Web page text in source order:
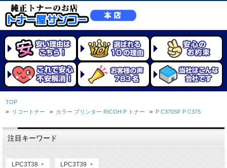
TOP
> リコートナー > カラー プリンター RICOH P トナー > P C370SF P C375
注目キーワード
LPC3T38 LPC3T39